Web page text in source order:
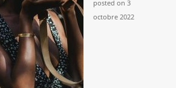
posted on 3
octobre 2022